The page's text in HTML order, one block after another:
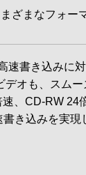
ざまなフォー
速書き込みに
オも、スムー
、CD-RW 24
き込みを実現